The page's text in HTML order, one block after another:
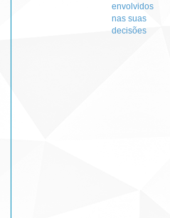
envolvidos
nas suas
decisões